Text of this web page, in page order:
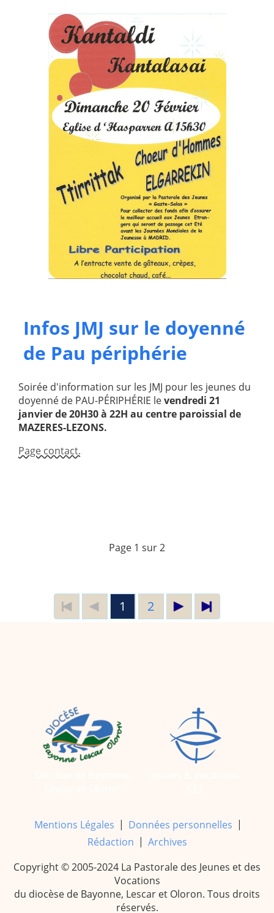
Infos JMJ sur le doyenné
de Pau périphérie
Soirée d'information sur les JMJ pour les jeunes du
doyenné de PAU-PÉRIPHÉRIE levendredi 21
janvier de 20H30 à 22H au centre paroissial de
MAZERES-LEZONS.
Page contact.
Page 1 sur 2
1 2
Mentions Légales | Données personnelles |
Rédaction | Archives
Copyright © 2005-2024 La Pastorale des Jeunes et des
Vocations
du diocèse de Bayonne, Lescar et Oloron. Tous droits
réservés.